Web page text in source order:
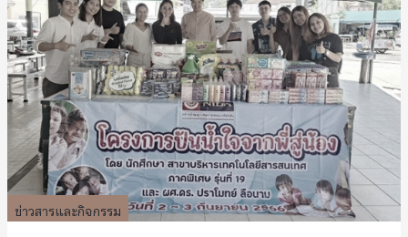
ข่าวสารและกิจกรรม